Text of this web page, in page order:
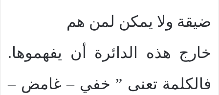
ضيقة ولا يمكن لمن هم
خارج هذه الدائرة أن يفهموها.
فالكلمة تعنى ” خفي – غامض –